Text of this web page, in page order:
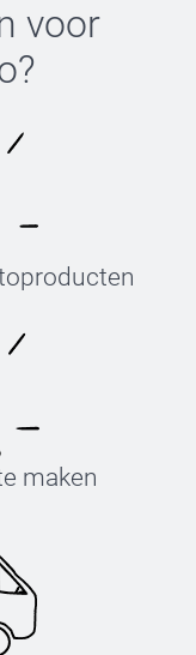
voor
?
maken